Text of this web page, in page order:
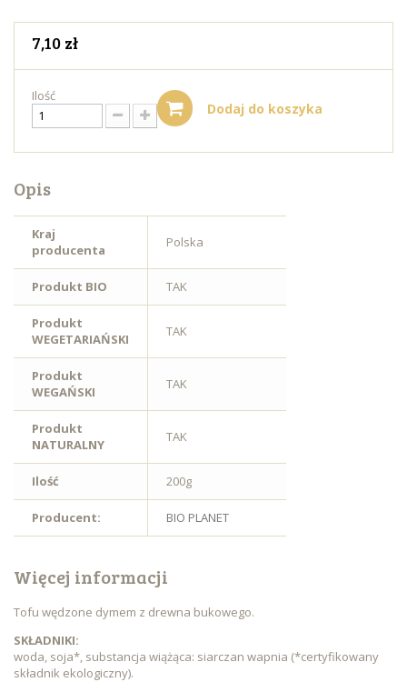
7,10 zł
Ilość
Dodaj do koszyka
Opis
Kraj
producenta
Polska
Produkt BIO TAK
Produkt
WEGETARIAŃSKI
TAK
Produkt
WEGAŃSKI
TAK
Produkt
NATURALNY
TAK
Ilość 200g
Producent: BIO PLANET
Więcej informacji
Tofu wędzone dymem z drewna bukowego.
SKŁADNIKI:
woda, soja*, substancja wiążąca: siarczan wapnia (*certyfikowany
składnik ekologiczny).